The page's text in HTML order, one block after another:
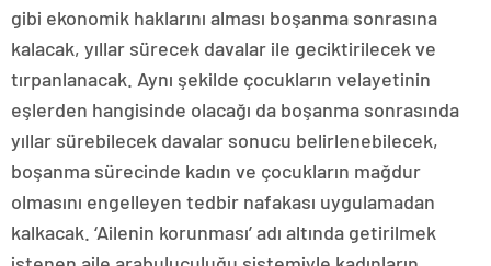
gibi ekonomik haklarını alması boşanma sonrasına
kalacak, yıllar sürecek davalar ile geciktirilecek ve
tırpanlanacak. Aynı şekilde çocukların velayetinin
eşlerden hangisinde olacağı da boşanma sonrasında
yıllar sürebilecek davalar sonucu belirlenebilecek,
boşanma sürecinde kadın ve çocukların mağdur
olmasını engelleyen tedbir nafakası uygulamadan
kalkacak. ‘Ailenin korunması’ adı altında getirilmek